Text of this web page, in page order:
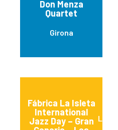
Don Menza
Quartet
Girona
Fábrica La Isleta
International
Jazz Day – Gran Las